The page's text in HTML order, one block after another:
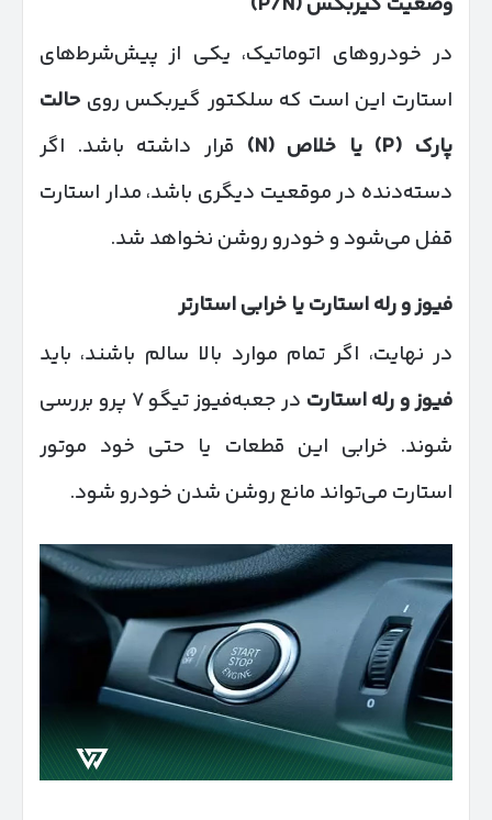
در خودروهای اتوماتیک، یکی از پیش‌شرط‌های
استارت این است که سلکتور گیربکس روی حالت
پارک (P) یا خلاص (N)
قرار داشته باشد. اگر
دسته‌دنده در موقعیت دیگری باشد، مدار استارت
قفل می‌شود و خودرو روشن نخواهد شد.
فیوز و رله استارت یا خرابی استارتر
در نهایت، اگر تمام موارد بالا سالم باشند، باید
فیوز و رله استارت
در جعبه‌فیوز تیگو ۷ پرو بررسی
شوند. خرابی این قطعات یا حتی خود موتور
استارت می‌تواند مانع روشن شدن خودرو شود.